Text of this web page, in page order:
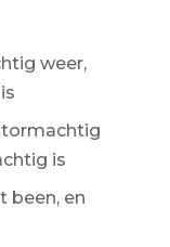
weer,
is
been, en